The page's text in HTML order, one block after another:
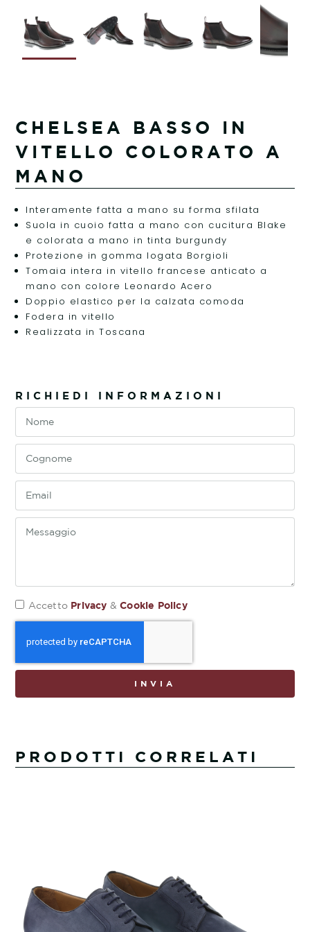
CHELSEA BASSO IN
VITELLO COLORATO A
MANO
Interamente fatta a mano su forma sfilata
Suola in cuoio fatta a mano con cucitura Blake
e colorata a mano in tinta burgundy
Protezione in gomma logata Borgioli
Tomaia intera in vitello francese anticato a
mano con colore Leonardo Acero
Doppio elastico per la calzata comoda
Fodera in vitello
Realizzata in Toscana
RICHIEDI INFORMAZIONI
Accetto Privacy &Cookie Policy
INVIA
PRODOTTI CORRELATI